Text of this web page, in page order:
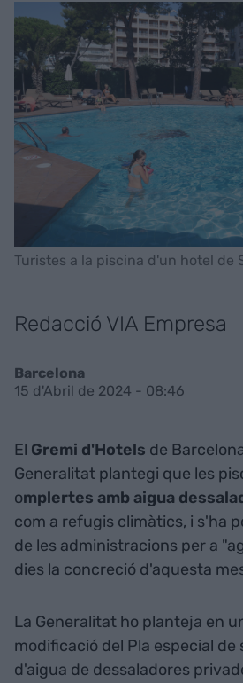
Turistes a la piscina d'un hotel de
Redacció VIA Empresa
Barcelona
15 d'Abril de 2024 - 08:46
El Gremi d'Hotels de
Generalitat plantegi que les
omplertes amb aigua
com a refugis climàtics, i s'ha
de les administracions per a
dies la concreció d'aquesta
La Generalitat ho planteja en
modificació del Pla especial de
d'aigua de dessaladores